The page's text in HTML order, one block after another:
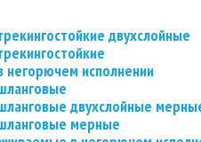
двухслойные
исполнении
двухслойные
мерные